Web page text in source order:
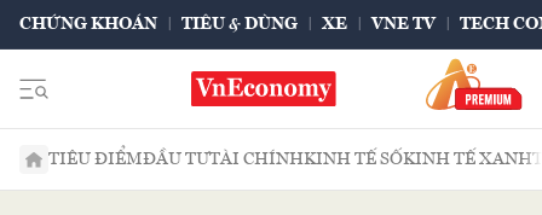
CHỨNG KHOÁN TIÊU & DÙNG XE VNE TV TECH
TIÊU ĐIỂMĐẦU TƯTÀI CHÍNHKINH TẾ SỐKINH TẾ XANH